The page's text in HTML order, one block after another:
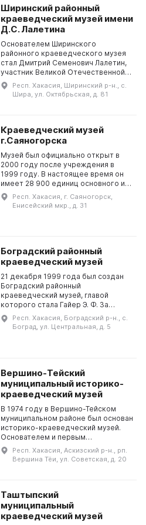
Ширинский районный
краеведческий музей имени
Д.С. Лалетина
Основателем Ширинского
районного краеведческого музея
стал Дмитрий Семенович Лалетин,
участник Великой Отечественной
войны, учитель географии и
руководитель школьного музея. 3
ноября 1977 года в местн...
Респ. Хакасия, Ширинский р-н., с.
Шира, ул. Октябрьская, д. 81
Краеведческий музей
г.Саяногорска
Музей был официально открыт в
2000 году после учреждения в
1999 году. В настоящее время он
имеет 28 900 единиц основного и
вспомогательного хранения. В
музее представлены экспонаты в
двух залах: "Зал ...
Респ. Хакасия, г. Саяногорск,
Енисейский мкр., д. 31
Боградский районный
краеведческий музей
21 декабря 1999 года был создан
Боградский районный
краеведческий музей, главой
которого стала Гайер Э. Ф. За
первые годы существования было
принято множество мер по
созданию музейного фонда,
Респ. Хакасия, Боградский р-н., с.
Боград, ул. Центральная, д. 5
Вершино-Тейский
муниципальный историко-
краеведческий музей
В 1974 году в Вершино-Тейском
муниципальном районе был основан
историко-краеведческий музей.
Основателем и первым
директором был Бабешко Михаил
Александрович, а таксидермистом
работал Сокол Юрий Викто...
Респ. Хакасия, Аскизский р-н., рп.
Вершина Тёи, ул. Советская, д. 20
Таштыпский
муниципальный
краеведческий музей